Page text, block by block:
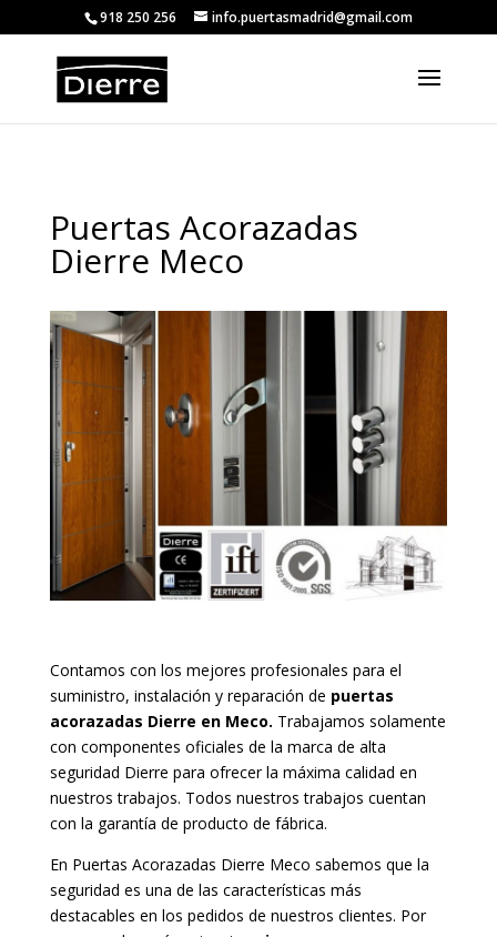
918 250 256 info.puertasmadrid@gmail.com
Puertas Acorazadas
Dierre Meco
Contamos con los mejores profesionales para el
suministro, instalación y reparación de puertas
acorazadas Dierre en Meco. Trabajamos solamente
con componentes oficiales de la marca de alta
seguridad Dierre para ofrecer la máxima calidad en
nuestros trabajos. Todos nuestros trabajos cuentan
con la garantía de producto de fábrica.
En Puertas Acorazadas Dierre Meco sabemos que la
seguridad es una de las características más
destacables en los pedidos de nuestros clientes. Por